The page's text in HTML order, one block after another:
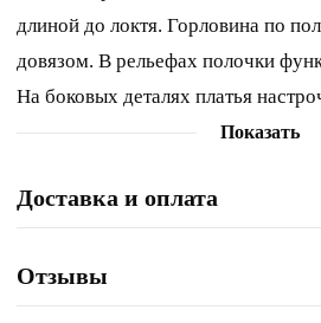
длиной до локтя. Горловина по
довязом. В рельефах полочки
На боковых деталях платья
спинке по линии подреза
декоративные нашивки. Обращаем
платья по спинке – 122 см,
Показать
Доставка и оплата
Отзывы